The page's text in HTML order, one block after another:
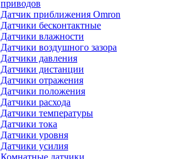
приводов
Датчик приближения Omron
Датчики бесконтактные
Датчики влажности
Датчики воздушного зазора
Датчики давления
Датчики дистанции
Датчики отражения
Датчики положения
Датчики расхода
Датчики температуры
Датчики тока
Датчики уровня
Датчики усилия